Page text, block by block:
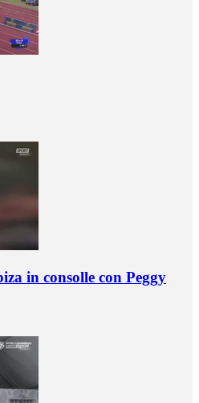
in consolle con Peggy